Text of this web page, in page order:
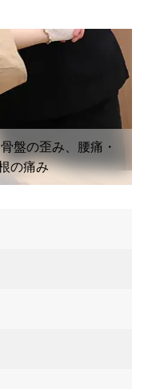
円〜 腰痛・坐骨神経
眼精疲労